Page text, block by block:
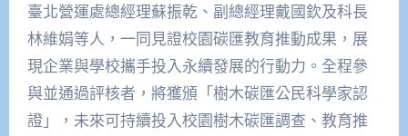
臺北營運處總經理蘇振乾、副總經理戴國欽及科長
林維娟等人，一同見證校園碳匯教育推動成果，展
現企業與學校攜手投入永續發展的行動力。全程參
與並通過評核者，將獲頒「樹木碳匯公民科學家認
證」，未來可持續投入校園樹木碳匯調查、教育推